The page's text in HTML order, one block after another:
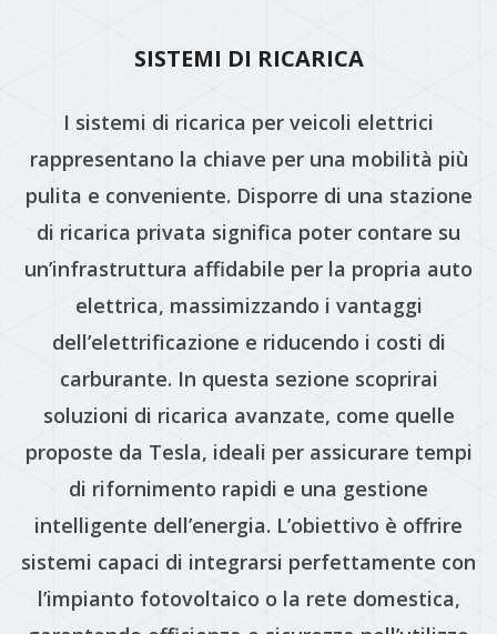
SISTEMI DI RICARICA
I sistemi di ricarica per veicoli elettrici
rappresentano la chiave per una mobilità più
pulita e conveniente. Disporre di una stazione
di ricarica privata significa poter contare su
un’infrastruttura affidabile per la propria auto
elettrica, massimizzando i vantaggi
dell’elettrificazione e riducendo i costi di
carburante. In questa sezione scoprirai
soluzioni di ricarica avanzate, come quelle
proposte da Tesla, ideali per assicurare tempi
di rifornimento rapidi e una gestione
intelligente dell’energia. L’obiettivo è offrire
sistemi capaci di integrarsi perfettamente con
l’impianto fotovoltaico o la rete domestica,